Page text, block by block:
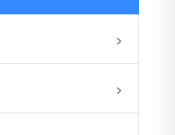
>
>